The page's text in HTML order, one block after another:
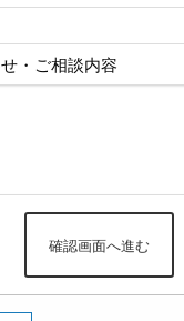
・ご相談内容